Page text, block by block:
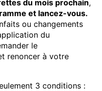
du mois prochain,
et lancez-vous.
ou changements
du
le
renoncer à votre
3 conditions :